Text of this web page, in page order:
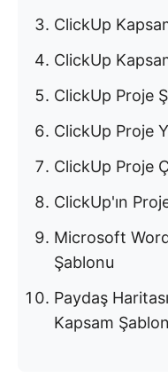
ClickUp
ClickUp
ClickUp Proje
ClickUp Proje
ClickUp Proje
ClickUp'ın
Microsoft
Şablonu
Paydaş
Kapsam